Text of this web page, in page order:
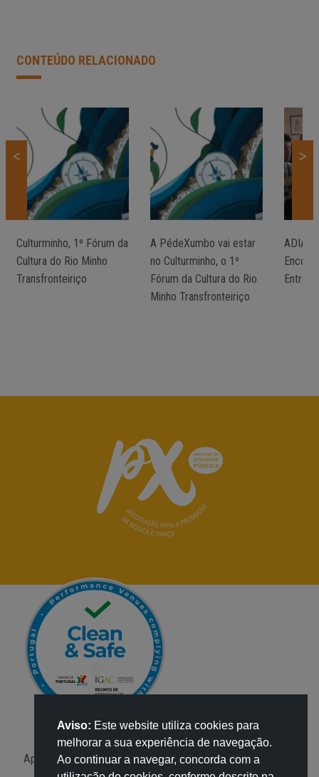
CONTEÚDO RELACIONADO
< >
Culturminho, 1º Fórum da
Cultura do Rio Minho
Transfronteiriço
A PédeXumbo vai estar
no Culturminho, o 1º
Fórum da Cultura do Rio
Minho Transfronteiriço
Entre
Apoio:
Aviso: Este website utiliza cookies para
melhorar a sua experiência de navegação.
Ao continuar a navegar, concorda com a